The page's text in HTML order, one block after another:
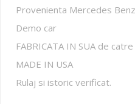
Provenienta Mercedes
Demo car
FABRICATA IN SUA de catre
MADE IN USA
Rulaj si istoric verificat.